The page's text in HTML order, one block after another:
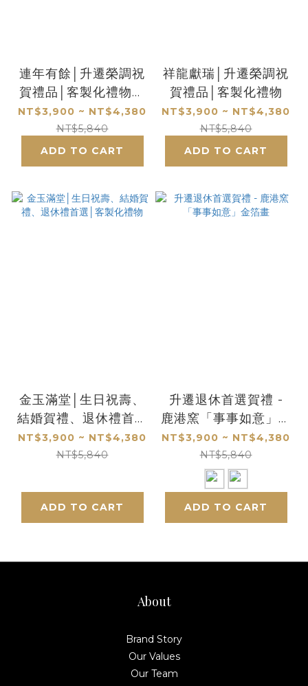
連年有餘│升遷榮調祝
賀禮品│客製化禮物開
業開市、入厝賀禮首選
│客製化禮物
NT$3,900 ~ NT$4,380
NT$5,840
ADD TO CART
祥龍獻瑞│升遷榮調祝
賀禮品│客製化禮物
NT$3,900 ~ NT$4,380
NT$5,840
ADD TO CART
金玉滿堂│生日祝壽、
結婚賀禮、退休禮首選
│客製化禮物
NT$3,900 ~ NT$4,380
NT$5,840
ADD TO CART
升遷退休首選賀禮 -
鹿港窯「事事如意」金
箔畫
NT$3,900 ~ NT$4,380
NT$5,840
ADD TO CART
About
Brand Story
Our Values
Our Team